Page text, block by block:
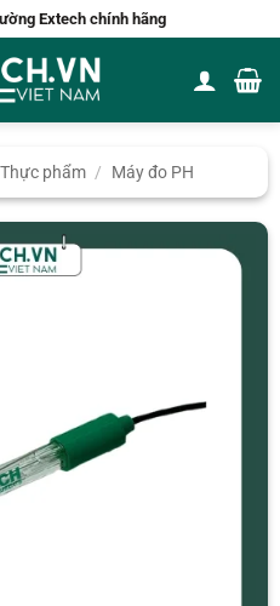
Extech chính hãng
phẩm / Máy đo PH